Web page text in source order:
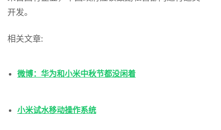
开发。
相关文章:
微博：华为和小米中秋节都没闲着
小米试水移动操作系统